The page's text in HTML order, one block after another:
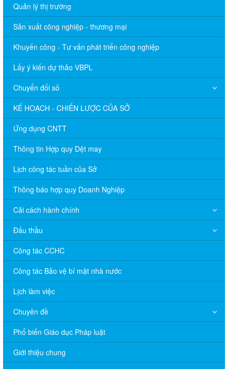
Quản lý thị trường
Sản xuất công nghiệp - thương mại
Khuyến công - Tư vấn phát triển công nghiệp
Lấy ý kiến dự thảo VBPL
Chuyển đổi số
KẾ HOẠCH - CHIẾN LƯỢC CỦA SỞ
Ứng dụng CNTT
Thông tin Hợp quy Dệt may
Lịch công tác tuần của Sở
Thông báo hợp quy Doanh Nghiệp
Cải cách hành chính
Đấu thầu
Công tác CCHC
Công tác Bảo vệ bí mật nhà nước
Lịch làm việc
Chuyên đề
Phổ biến Giáo dục Pháp luật
Giới thiệu chung
V/v đề nghị báo cáo hệ thống phân phối, nhãn hiệu hàng hóa
và hoạt động mua bán khí trên địa bàn tỉnh năm 2025 (nhắc lần